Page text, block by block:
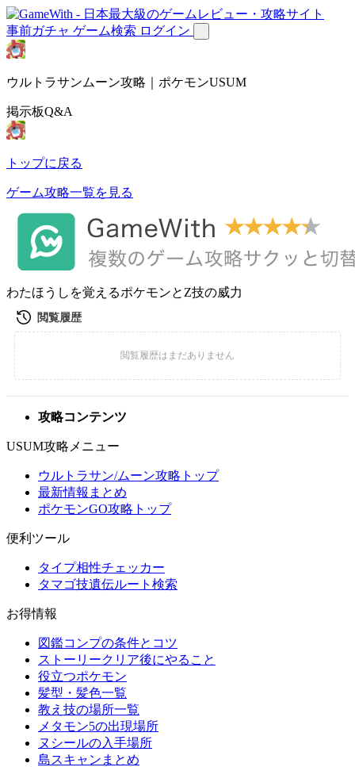
事前ガチャ ゲーム検索 ログイン
ウルトラサンムーン攻略｜ポケモンUSUM
掲示板Q&A
トップに戻る
ゲーム攻略一覧を見る
わたほうしを覚えるポケモンとZ技の威力
攻略コンテンツ
USUM攻略メニュー
ウルトラサン/ムーン攻略トップ
最新情報まとめ
ポケモンGO攻略トップ
便利ツール
タイプ相性チェッカー
タマゴ技遺伝ルート検索
お得情報
図鑑コンプの条件とコツ
ストーリークリア後にやること
役立つポケモン
髪型・髪色一覧
教え技の場所一覧
メタモン5の出現場所
ヌシールの入手場所
島スキャンまとめ